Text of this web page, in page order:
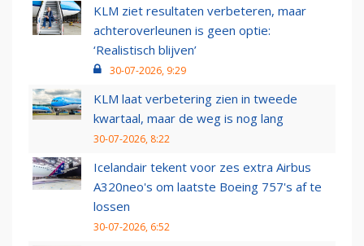
KLM ziet resultaten verbeteren, maar
achteroverleunen is geen optie:
‘Realistisch blijven’
30-07-2026, 9:29
KLM laat verbetering zien in tweede
kwartaal, maar de weg is nog lang
30-07-2026, 8:22
Icelandair tekent voor zes extra Airbus
A320neo's om laatste Boeing 757's af te
lossen
30-07-2026, 6:52